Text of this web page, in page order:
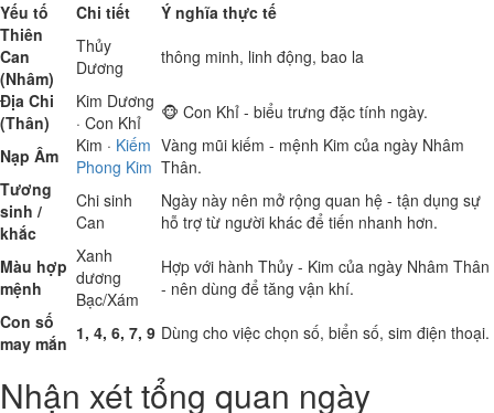
Yếu tố
Chi tiết
Ý nghĩa thực tế
Thiên
Can
(Nhâm)
Thủy
Dương
thông minh, linh động, bao la
Địa Chi
(Thân)
Kim Dương
· Con Khỉ
🐵 Con Khỉ - biểu trưng đặc tính ngày.
Nạp Âm
Kim · Kiếm
Phong Kim
Vàng mũi kiếm - mệnh Kim của ngày Nhâm
Thân.
Tương
sinh /
khắc
Chi sinh
Can
Ngày này nên mở rộng quan hệ - tận dụng sự
hỗ trợ từ người khác để tiến nhanh hơn.
Màu hợp
mệnh
Xanh
dương
Bạc/Xám
Hợp với hành Thủy - Kim của ngày Nhâm Thân
- nên dùng để tăng vận khí.
Con số
may mắn 1, 4, 6, 7, 9 Dùng cho việc chọn số, biển số, sim điện thoại.
Nhận xét tổng quan ngày